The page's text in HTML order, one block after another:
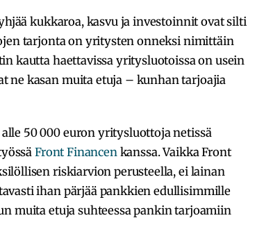
kukkaroa, kasvu ja investoinnit ovat silti
tarjonta on yritysten onneksi nimittäin
kautta haettavissa yritysluotoissa on usein
ne kasan muita etuja – kunhan tarjoajia
50 000 euron yritysluottoja netissä
Front Financen kanssa. Vaikka Front
riskiarvion perusteella, ei lainan
ihan pärjää pankkien edullisimmille
muita etuja suhteessa pankin tarjoamiin